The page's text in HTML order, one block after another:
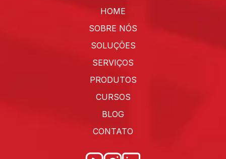
HOME
SOBRE NÓS
SOLUÇÕES
SERVIÇOS
PRODUTOS
CURSOS
BLOG
CONTATO